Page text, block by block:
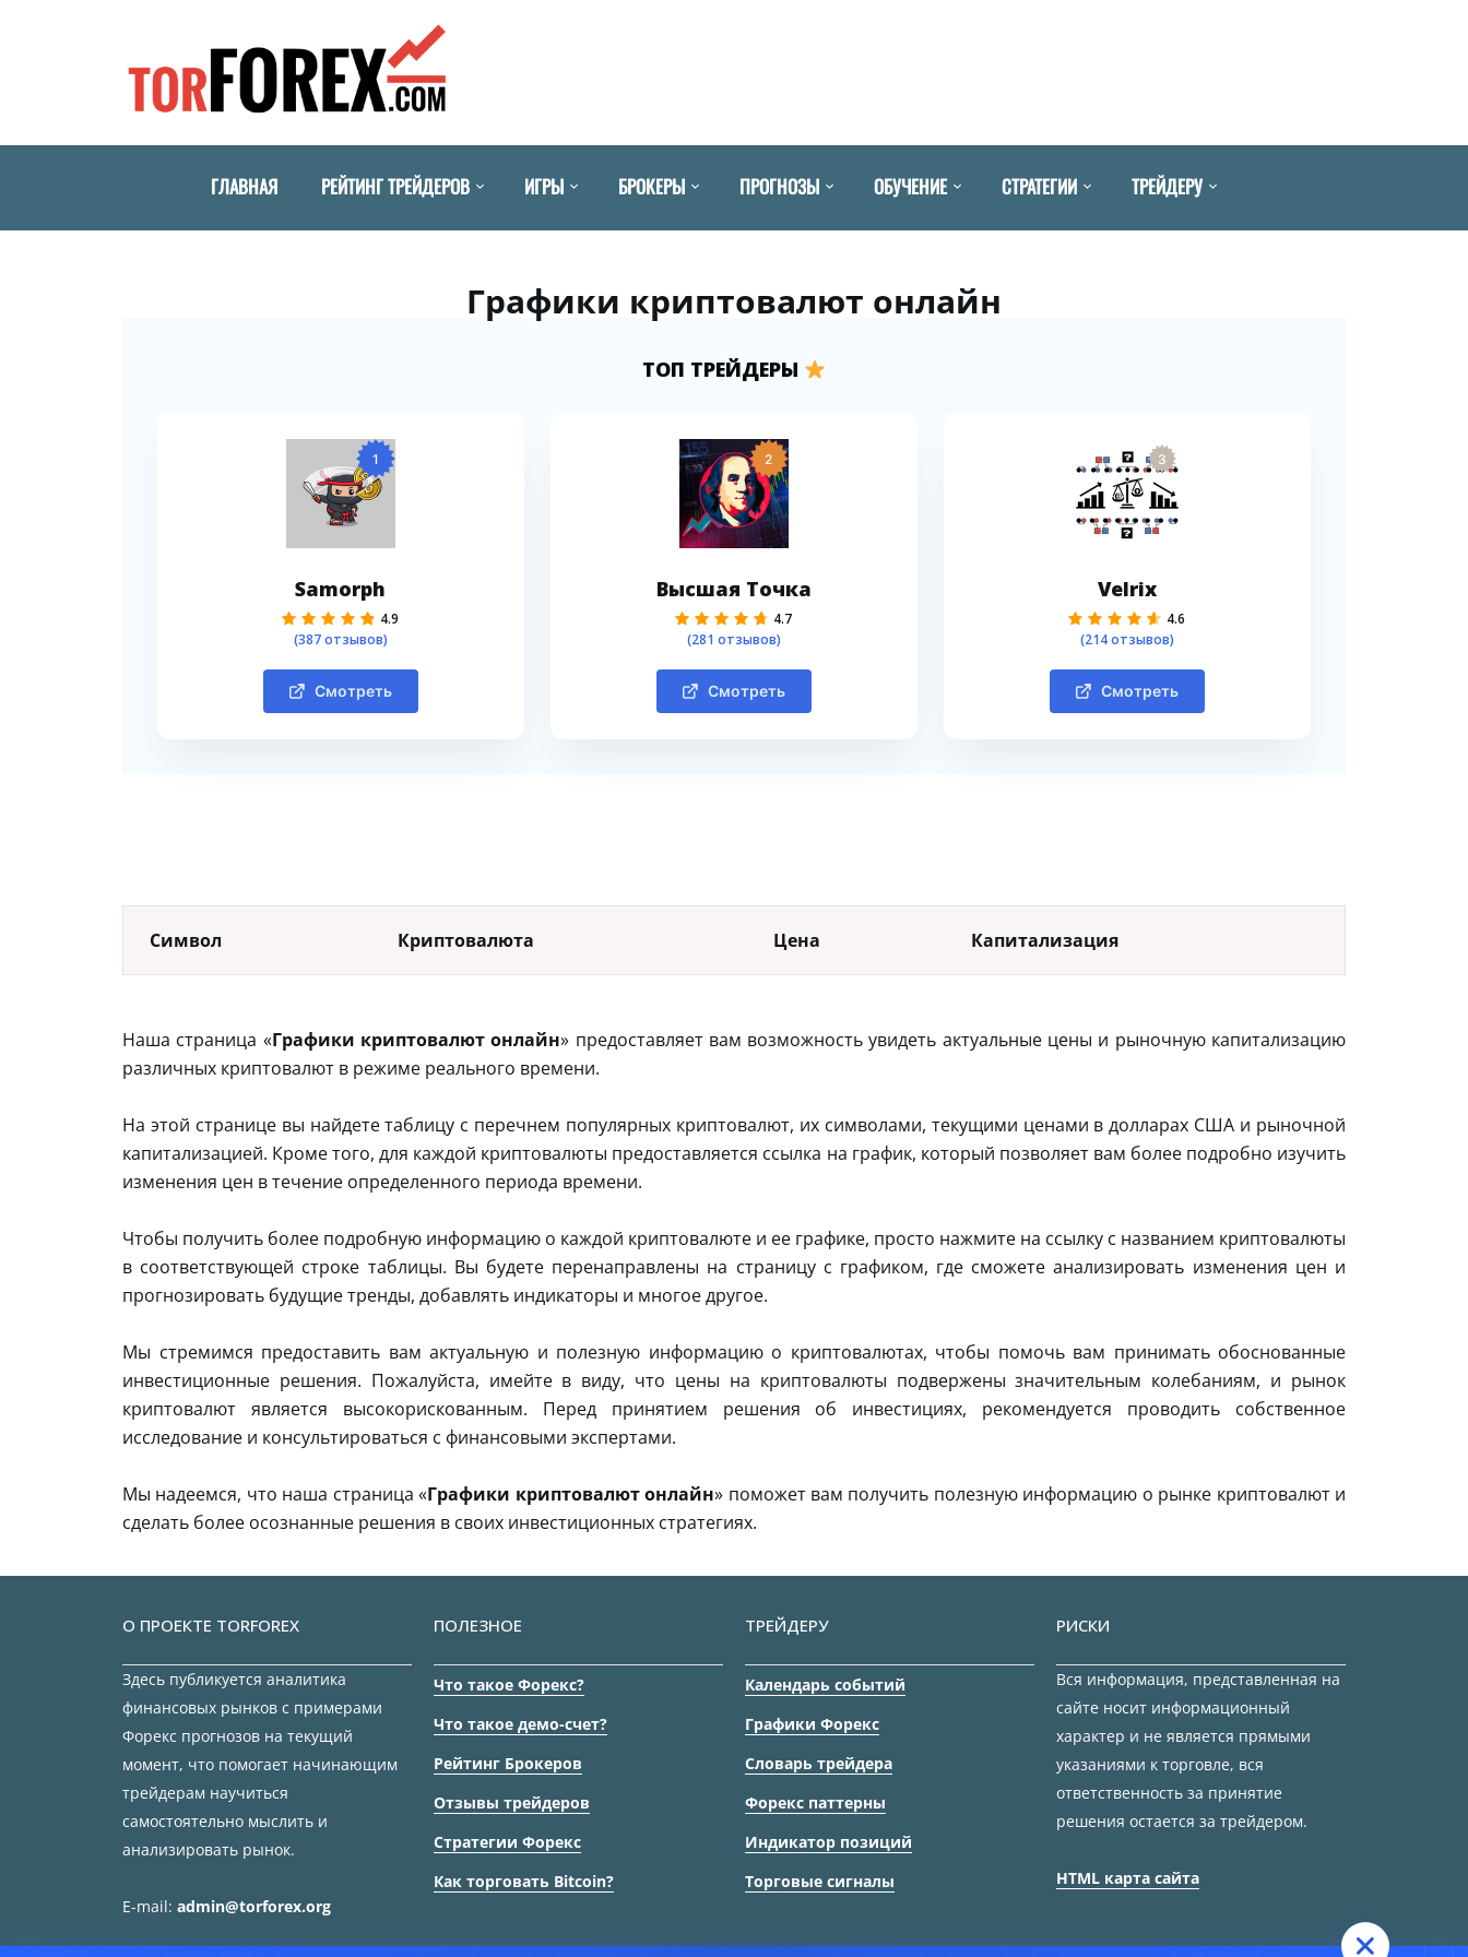
ГЛАВНАЯ РЕЙТИНГ ТРЕЙДЕРОВ ИГРЫ БРОКЕРЫ ПРОГНОЗЫ ОБУЧЕНИЕ СТРАТЕГИИ ТРЕЙДЕРУ
Графики криптовалют онлайн
ТОП ТРЕЙДЕРЫ
1
Samorph
4.9
(387 отзывов)
Смотреть
2
Высшая Точка
4.7
(281 отзывов)
Смотреть
3
Velrix
4.6
(214 отзывов)
Смотреть
Символ Криптовалюта Цена Капитализация
Наша страница «Графики криптовалют онлайн» предоставляет вам возможность увидеть актуальные цены и рыночную капитализацию
различных криптовалют в режиме реального времени.
На этой странице вы найдете таблицу с перечнем популярных криптовалют, их символами, текущими ценами в долларах США и рыночной
капитализацией. Кроме того, для каждой криптовалюты предоставляется ссылка на график, который позволяет вам более подробно изучить
изменения цен в течение определенного периода времени.
Чтобы получить более подробную информацию о каждой криптовалюте и ее графике, просто нажмите на ссылку с названием криптовалюты
в соответствующей строке таблицы. Вы будете перенаправлены на страницу с графиком, где сможете анализировать изменения цен и
прогнозировать будущие тренды, добавлять индикаторы и многое другое.
Мы стремимся предоставить вам актуальную и полезную информацию о криптовалютах, чтобы помочь вам принимать обоснованные
инвестиционные решения. Пожалуйста, имейте в виду, что цены на криптовалюты подвержены значительным колебаниям, и рынок
криптовалют является высокорискованным. Перед принятием решения об инвестициях, рекомендуется проводить собственное
исследование и консультироваться с финансовыми экспертами.
Мы надеемся, что наша страница «Графики криптовалют онлайн» поможет вам получить полезную информацию о рынке криптовалют и
сделать более осознанные решения в своих инвестиционных стратегиях.
О ПРОЕКТЕ TORFOREX
Здесь публикуется аналитика
финансовых рынков с примерами
Форекс прогнозов на текущий
момент, что помогает начинающим
трейдерам научиться
самостоятельно мыслить и
анализировать рынок.
E-mail: admin@torforex.org
ПОЛЕЗНОЕ
Что такое Форекс?
Что такое демо-счет?
Рейтинг Брокеров
Отзывы трейдеров
Стратегии Форекс
Как торговать Bitcoin?
ТРЕЙДЕРУ
Календарь событий
Графики Форекс
Словарь трейдера
Форекс паттерны
Индикатор позиций
Торговые сигналы
РИСКИ
Вся информация, представленная на
сайте носит информационный
характер и не является прямыми
указаниями к торговле, вся
ответственность за принятие
решения остается за трейдером.
HTML карта сайта